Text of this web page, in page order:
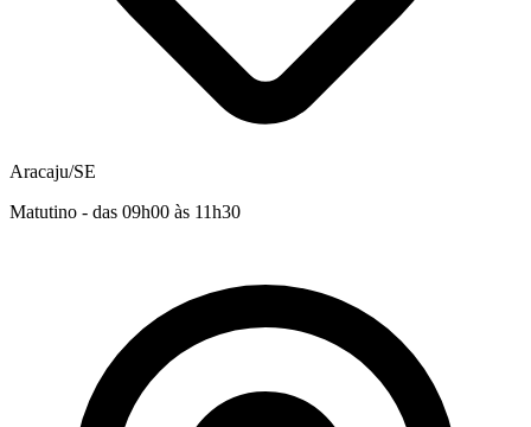
Aracaju/SE
Matutino - das 09h00 às 11h30